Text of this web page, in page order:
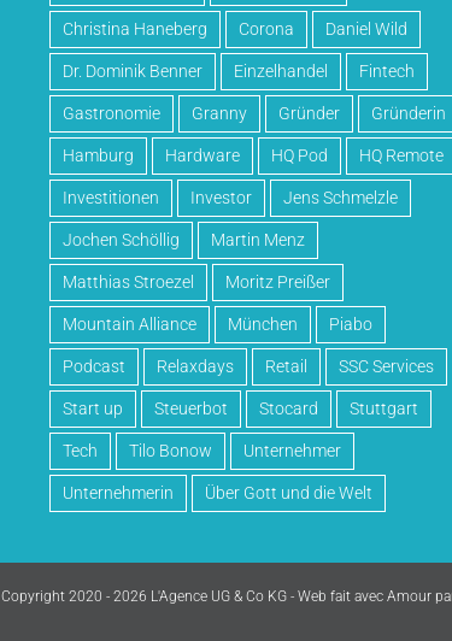
Christina Haneberg Corona Daniel Wild
Dr. Dominik Benner Einzelhandel Fintech
Gastronomie Granny Gründer Gründerin
Hamburg Hardware HQ Pod HQ Remote
Investitionen Investor Jens Schmelzle
Jochen Schöllig Martin Menz
Matthias Stroezel Moritz Preißer
Mountain Alliance München Piabo
Podcast Relaxdays Retail SSC Services
Start up Steuerbot Stocard Stuttgart
Tech Tilo Bonow Unternehmer
Unternehmerin Über Gott und die Welt
Copyright 2020 - 2026 L'Agence UG & Co KG - Web fait avec Amour